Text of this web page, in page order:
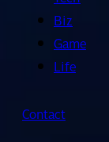
Biz
Game
Life
Contact